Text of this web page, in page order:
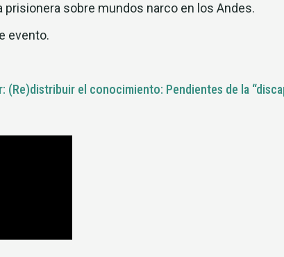
sobre mundos narco en los Andes.
evento.
(Re)distribuir el conocimiento: Pendientes de la